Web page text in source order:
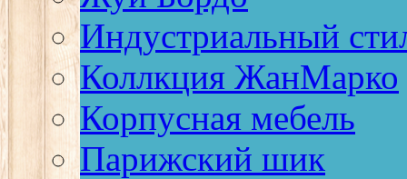
Индустриальный
Коллкция ЖанМарко
Корпусная мебель
Парижский шик